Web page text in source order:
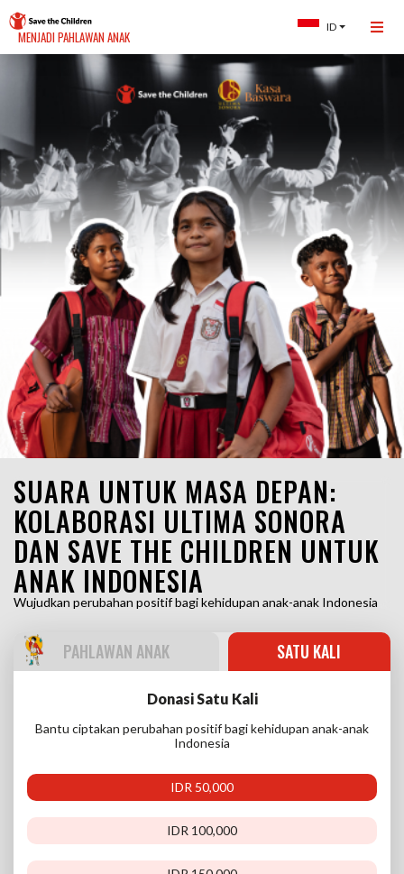
MENJADI PAHLAWAN ANAK
ID
SUARA UNTUK MASA DEPAN:
KOLABORASI ULTIMA SONORA
DAN SAVE THE CHILDREN UNTUK
ANAK INDONESIA
Wujudkan perubahan positif bagi kehidupan anak-anak Indonesia
PAHLAWAN ANAK SATU KALI
Donasi Satu Kali
Bantu ciptakan perubahan positif bagi kehidupan anak-anak
Indonesia
IDR 50,000
IDR 100,000